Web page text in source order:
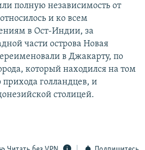
полную независимость от
и ко всем
в Ост-Индии, за
части острова Новая
в Джакарту, по
который находился на том
голландцев, и
столицей.